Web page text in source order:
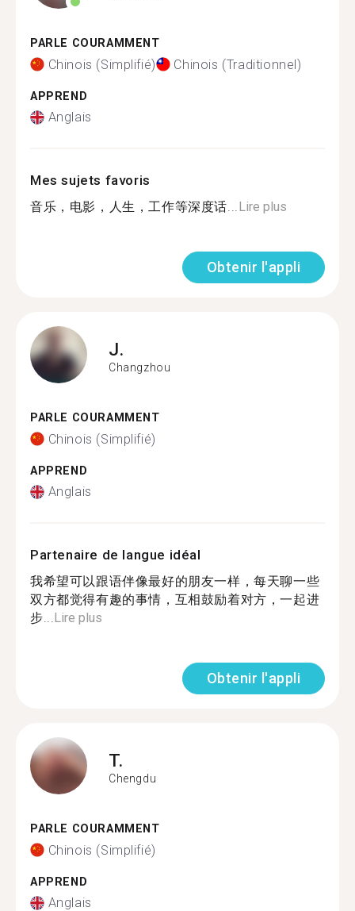
PARLE COURAMMENT
Chinois (Simplifié) Chinois (Traditionnel)
APPREND
Anglais
Mes sujets favoris
音乐，电影，人生，工作等深度话...Lire plus
Obtenir l'appli
J.
Changzhou
PARLE COURAMMENT
Chinois (Simplifié)
APPREND
Anglais
Partenaire de langue idéal
我希望可以跟语伴像最好的朋友一样，每天聊一些
双方都觉得有趣的事情，互相鼓励着对方，一起进
步...Lire plus
Obtenir l'appli
T.
Chengdu
PARLE COURAMMENT
Chinois (Simplifié)
APPREND
Anglais